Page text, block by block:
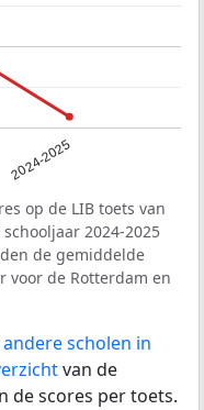
2024-2025
op de LIB toets van
2024-2025
de gemiddelde
voor de Rotterdam en
scholen in
van de
de scores per toets.